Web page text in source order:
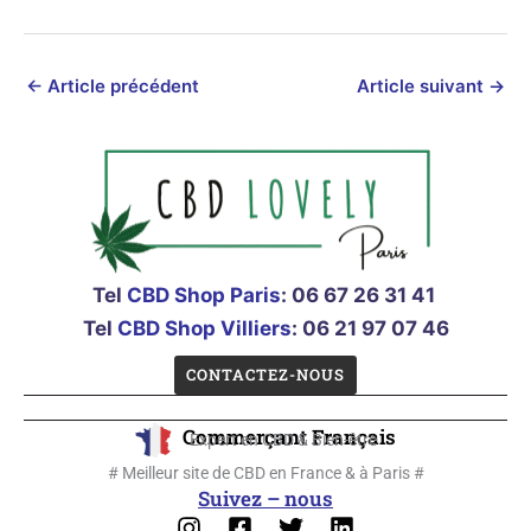
← Article précédent Article suivant →
Tel CBD Shop Paris: 06 67 26 31 41
Tel CBD Shop Villiers: 06 21 97 07 46
CONTACTEZ-NOUS
Commerçant Français
Expert en CBD & Bien-être
# Meilleur site de CBD en France & à Paris #
Suivez – nous